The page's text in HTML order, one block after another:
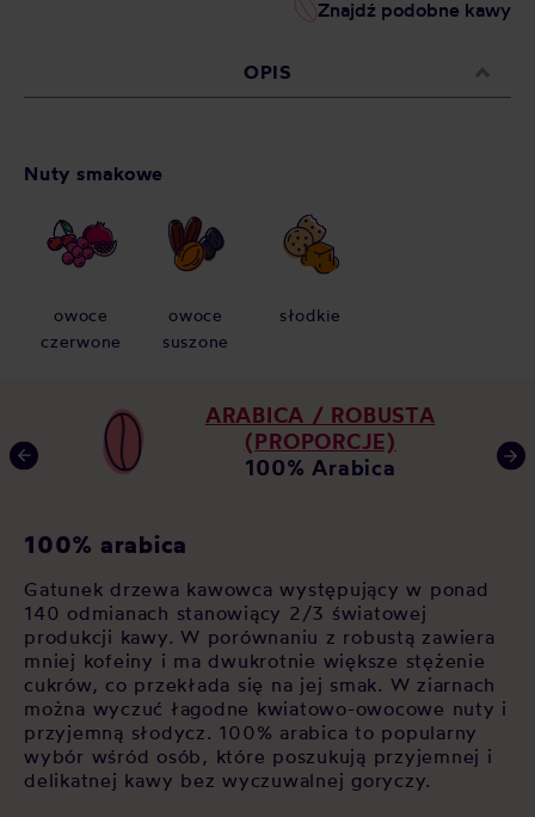
Znajdź podobne kawy
OPIS
Nuty smakowe
owoce
czerwone
owoce
suszone
słodkie
ARABICA / ROBUSTA
(PROPORCJE)
100% Arabica
100% arabica
Gatunek drzewa kawowca występujący w ponad
140 odmianach stanowiący 2/3 światowej
produkcji kawy. W porównaniu z robustą zawiera
mniej kofeiny i ma dwukrotnie większe stężenie
cukrów, co przekłada się na jej smak. W ziarnach
można wyczuć łagodne kwiatowo-owocowe nuty i
przyjemną słodycz. 100% arabica to popularny
wybór wśród osób, które poszukują przyjemnej i
delikatnej kawy bez wyczuwalnej goryczy.